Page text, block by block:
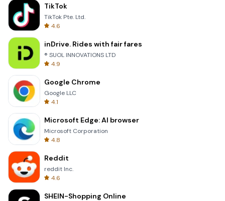
TikTok
TikTok Pte. Ltd.
4.6
inDrive. Rides with fair fares
® SUOL INNOVATIONS LTD
4.9
Google Chrome
Google LLC
4.1
Microsoft Edge: AI browser
Microsoft Corporation
4.8
Reddit
reddit Inc.
4.6
SHEIN-Shopping Online